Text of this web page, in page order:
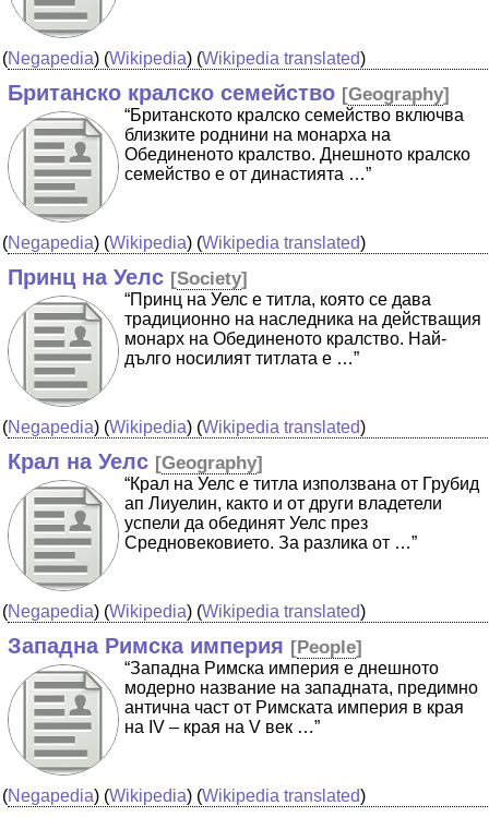
(Negapedia) (Wikipedia) (Wikipedia translated)
Британско кралско семейство [Geography]
“Британското кралско семейство включва
близките роднини на монарха на
Обединеното кралство. Днешното кралско
семейство е от династията …”
(Negapedia) (Wikipedia) (Wikipedia translated)
Принц на Уелс [Society]
“Принц на Уелс е титла, която се дава
традиционно на наследника на действащия
монарх на Обединеното кралство. Най-
дълго носилият титлата е …”
(Negapedia) (Wikipedia) (Wikipedia translated)
Крал на Уелс [Geography]
“Крал на Уелс е титла използвана от Грубид
ап Лиуелин, както и от други владетели
успели да обединят Уелс през
Средновековието. За разлика от …”
(Negapedia) (Wikipedia) (Wikipedia translated)
Западна Римска империя [People]
“Западна Римска империя е днешното
модерно название на западната, предимно
антична част от Римската империя в края
на IV – края на V век …”
(Negapedia) (Wikipedia) (Wikipedia translated)